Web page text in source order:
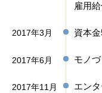
雇用
2017年3月 資本
2017年6月 モノ
2017年11月
エン